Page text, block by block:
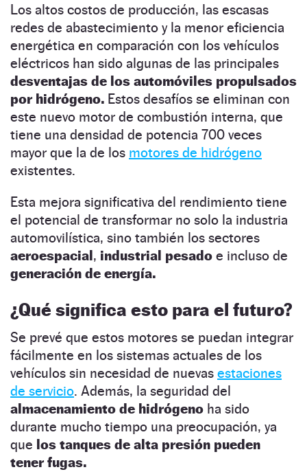
Los altos costos de producción, las escasas
redes de abastecimiento y la menor eficiencia
energética en comparación con los vehículos
eléctricos han sido algunas de las principales
desventajas de los automóviles propulsados
​​por hidrógeno. Estos desafíos se eliminan con
este nuevo motor de combustión interna, que
tiene una densidad de potencia 700 veces
mayor que la de los motores de hidrógeno
existentes.
Esta mejora significativa del rendimiento tiene
el potencial de transformar no solo la industria
automovilística, sino también los sectores
aeroespacial, industrial pesado e incluso de
generación de energía.
¿Qué significa esto para el futuro?
Se prevé que estos motores se puedan integrar
fácilmente en los sistemas actuales de los
vehículos sin necesidad de nuevas estaciones
de servicio. Además, la seguridad del
almacenamiento de hidrógeno ha sido
durante mucho tiempo una preocupación, ya
que los tanques de alta presión pueden
tener fugas.